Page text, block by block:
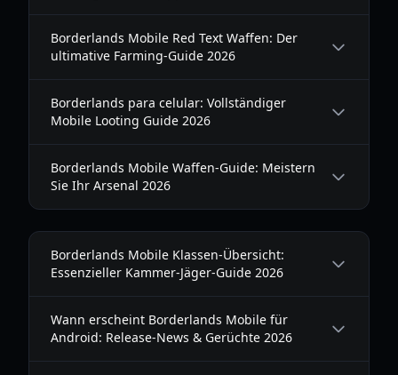
Borderlands Mobile Red Text Waffen: Der
ultimative Farming-Guide 2026
Borderlands para celular: Vollständiger
Mobile Looting Guide 2026
Borderlands Mobile Waffen-Guide: Meistern
Sie Ihr Arsenal 2026
Borderlands Mobile Klassen-Übersicht:
Essenzieller Kammer-Jäger-Guide 2026
Wann erscheint Borderlands Mobile für
Android: Release-News & Gerüchte 2026